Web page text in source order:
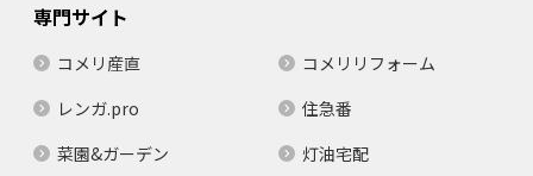
専門サイト
コメリ産直
コメリリフォーム
レンガ.pro
住急番
菜園&ガーデン
灯油宅配